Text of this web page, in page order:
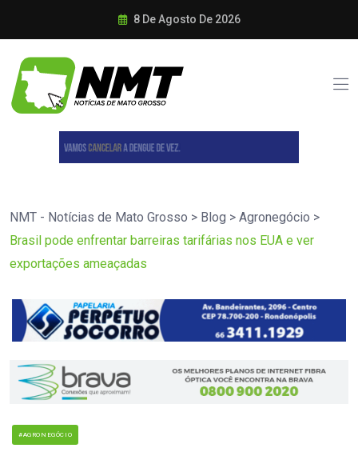
8 De Agosto De 2026
NMT - Notícias de Mato Grosso > Blog > Agronegócio >
Brasil pode enfrentar barreiras tarifárias nos EUA e ver
exportações ameaçadas
#AGRONEGÓCIO